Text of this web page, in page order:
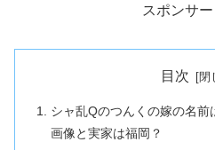
スポンサ
目次
シャ乱Qのつんくの嫁の名前
画像と実家は福岡？